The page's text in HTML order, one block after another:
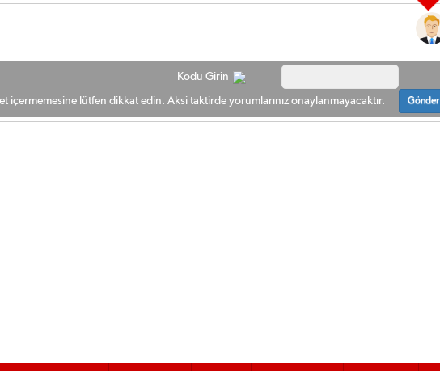
Kodu Girin
içermemesine lütfen dikkat edin. Aksi taktirde yorumlarınız onaylanmayacaktır. Gönder